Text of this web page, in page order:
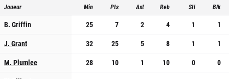
Joueur Min Pts Ast Reb Stl Blk
B. Griffin 25 7 2 4 1
1
J. Grant
32 25 5 8 1
1
M. Plumlee
28 10 1 10 0
0